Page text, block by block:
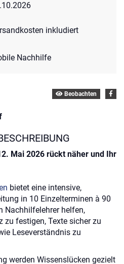
inkludiert
Nachhilfe
Beobachten
Mai 2026 rückt näher und Ihr
bietet eine intensive,
in 10 Einzelterminen à 90
Nachhilfelehrer helfen,
zu festigen, Texte sicher zu
Leseverständnis zu
werden Wissenslücken gezielt